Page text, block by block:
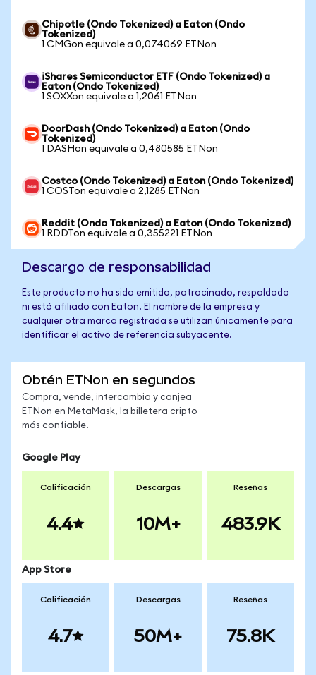
Chipotle (Ondo Tokenized) a Eaton (Ondo
Tokenized)
1 CMGon equivale a 0,074069 ETNon
iShares Semiconductor ETF (Ondo Tokenized) a
Eaton (Ondo Tokenized)
1 SOXXon equivale a 1,2061 ETNon
DoorDash (Ondo Tokenized) a Eaton (Ondo
Tokenized)
1 DASHon equivale a 0,480585 ETNon
Costco (Ondo Tokenized) a Eaton (Ondo Tokenized)
1 COSTon equivale a 2,1285 ETNon
Reddit (Ondo Tokenized) a Eaton (Ondo Tokenized)
1 RDDTon equivale a 0,355221 ETNon
Descargo de responsabilidad
Este producto no ha sido emitido, patrocinado, respaldado
ni está afiliado con Eaton. El nombre de la empresa y
cualquier otra marca registrada se utilizan únicamente para
identificar el activo de referencia subyacente.
Obtén ETNon en segundos
Compra, vende, intercambia y canjea
ETNon en MetaMask, la billetera cripto
más confiable.
Google Play
Calificación
4.4
Descargas
10M+
Reseñas
483.9K
App Store
Calificación
4.7
Descargas
50M+
Reseñas
75.8K